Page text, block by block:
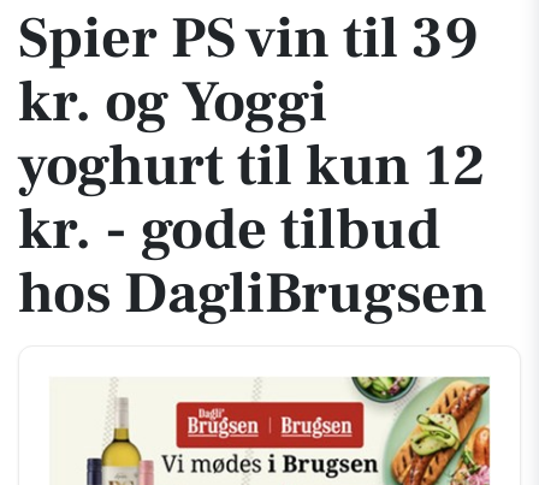
Spier PS vin til 39
kr. og Yoggi
yoghurt til kun 12
kr. - gode tilbud
hos DagliBrugsen